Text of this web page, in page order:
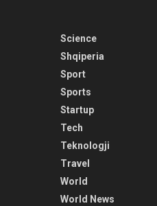
Science
Shqiperia
Sport
Sports
Startup
Tech
Teknologji
Travel
World
World News